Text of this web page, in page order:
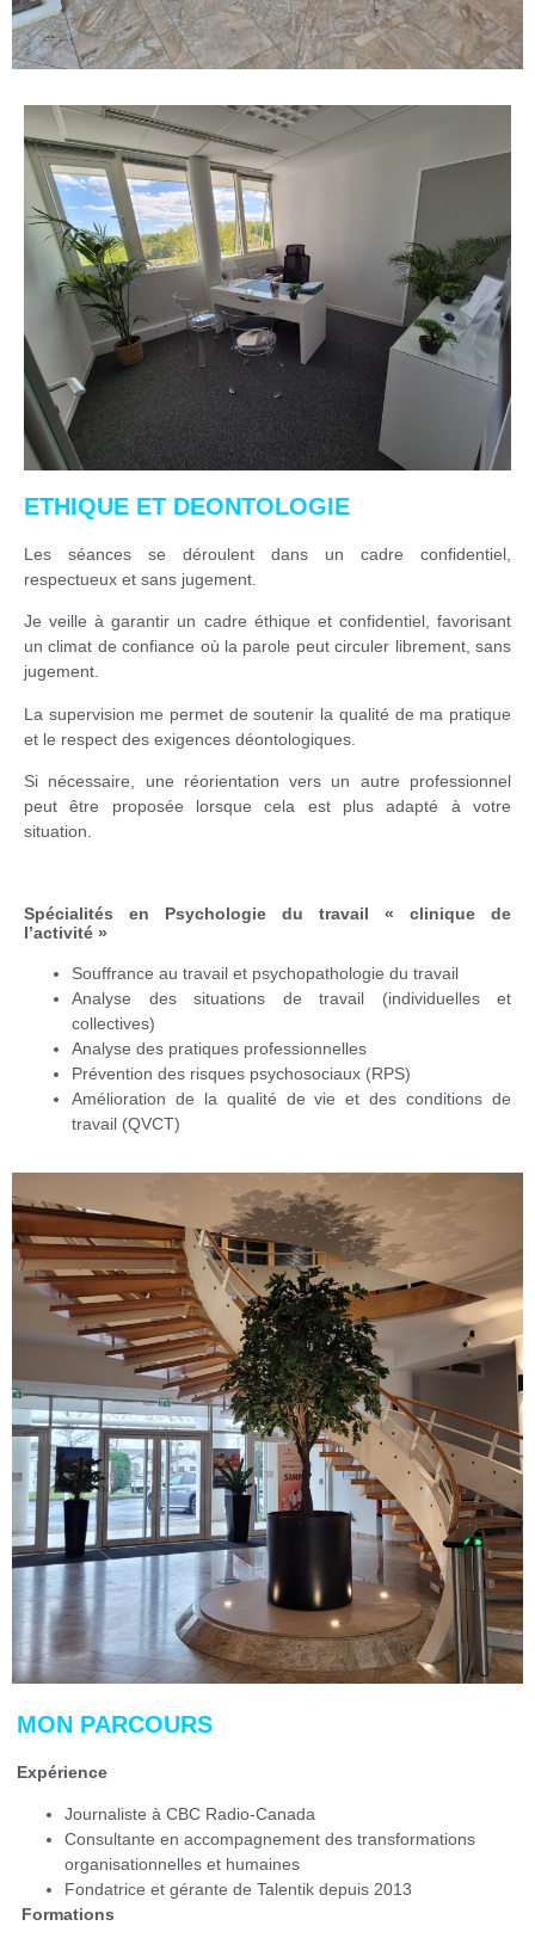
ETHIQUE ET DEONTOLOGIE
Les séances se déroulent dans un cadre confidentiel,
respectueux et sans jugement.
Je veille à garantir un cadre éthique et confidentiel, favorisant
un climat de confiance où la parole peut circuler librement, sans
jugement.
La supervision me permet de soutenir la qualité de ma pratique
et le respect des exigences déontologiques.
Si nécessaire, une réorientation vers un autre professionnel
peut être proposée lorsque cela est plus adapté à votre
situation.
Spécialités en Psychologie du travail « clinique de
l’activité »
Souffrance au travail et psychopathologie du travail
Analyse des situations de travail (individuelles et
collectives)
Analyse des pratiques professionnelles
Prévention des risques psychosociaux (RPS)
Amélioration de la qualité de vie et des conditions de
travail (QVCT)
MON PARCOURS
Expérience
Journaliste à CBC Radio-Canada
Consultante en accompagnement des transformations
organisationnelles et humaines
Fondatrice et gérante de Talentik depuis 2013
Formations